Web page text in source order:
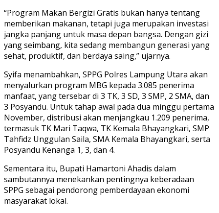
“Program Makan Bergizi Gratis bukan hanya tentang
memberikan makanan, tetapi juga merupakan investasi
jangka panjang untuk masa depan bangsa. Dengan gizi
yang seimbang, kita sedang membangun generasi yang
sehat, produktif, dan berdaya saing,” ujarnya.
Syifa menambahkan, SPPG Polres Lampung Utara akan
menyalurkan program MBG kepada 3.085 penerima
manfaat, yang tersebar di 3 TK, 3 SD, 3 SMP, 2 SMA, dan
3 Posyandu. Untuk tahap awal pada dua minggu pertama
November, distribusi akan menjangkau 1.209 penerima,
termasuk TK Mari Taqwa, TK Kemala Bhayangkari, SMP
Tahfidz Unggulan Saila, SMA Kemala Bhayangkari, serta
Posyandu Kenanga 1, 3, dan 4.
Sementara itu, Bupati Hamartoni Ahadis dalam
sambutannya menekankan pentingnya keberadaan
SPPG sebagai pendorong pemberdayaan ekonomi
masyarakat lokal.